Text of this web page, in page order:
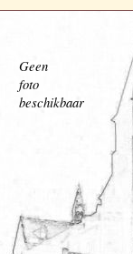
Geen
foto
beschikbaar